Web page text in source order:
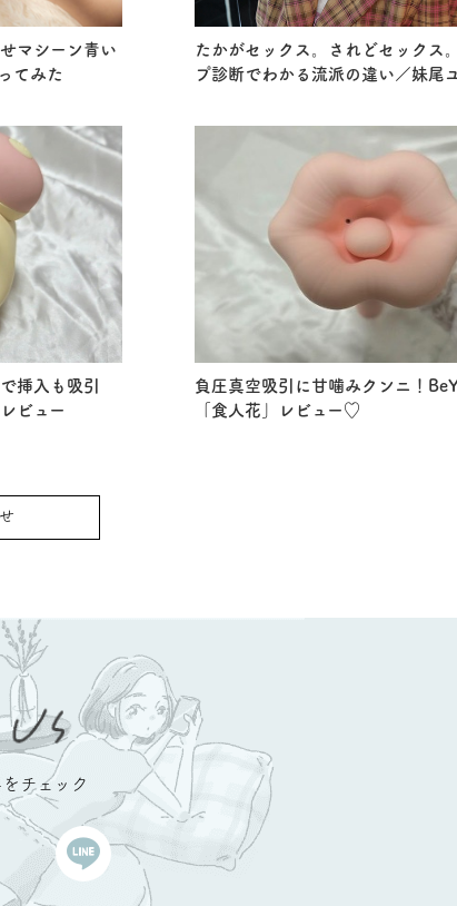
マシーン青い
てみた
たかがセックス。されどセックス
プ診断でわかる流派の違い／妹尾
挿入も吸引
ビュー
負圧真空吸引に甘噛みクンニ！
「食人花」レビュー♡
チェック